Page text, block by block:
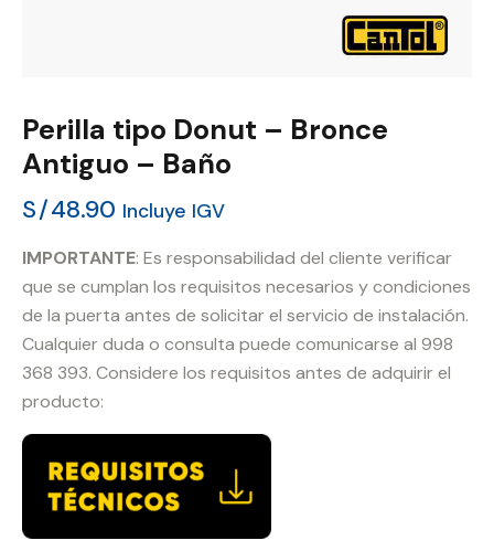
Perilla tipo Donut – Bronce
Antiguo – Baño
S/48.90 Incluye IGV
IMPORTANTE: Es responsabilidad del cliente verificar
que se cumplan los requisitos necesarios y condiciones
de la puerta antes de solicitar el servicio de instalación.
Cualquier duda o consulta puede comunicarse al 998
368 393. Considere los requisitos antes de adquirir el
producto: